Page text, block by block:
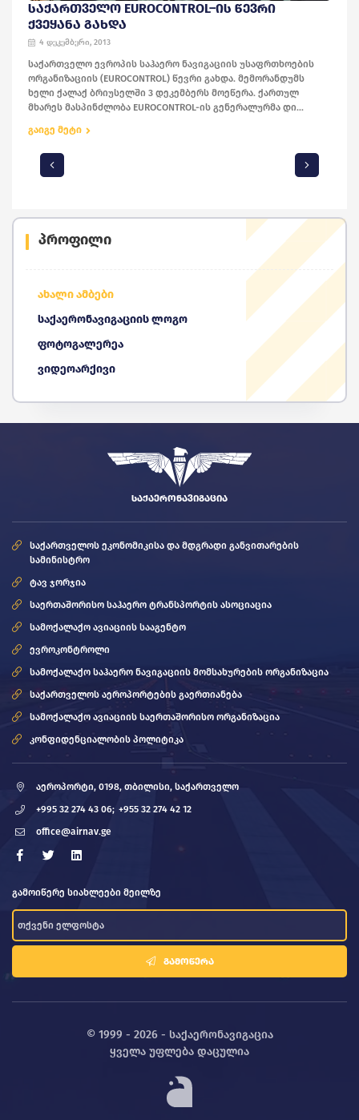
პროფილი
ახალი ამბები
საქაერონავიგაციის ლოგო
ფოტოგალერეა
ვიდეოარქივი
ᲡᲐᲥᲐᲠᲗᲕᲔᲚᲝ EUROCONTROL–ᲘᲡ ᲬᲔᲕᲠᲘ
ᲥᲕᲔᲧᲐᲜᲐ ᲒᲐᲮᲓᲐ
4 დეკემბერი, 2013
საქართველო ევროპის საჰაერო ნავიგაციის უსაფრთხოების
ორგანიზაციის (EUROCONTROL) წევრი გახდა. მემორანდუმს
ხელი ქალაქ ბრიუსელში 3 დეკემბერს მოეწერა. ქართულ
მხარეს მასპინძლობა EUROCONTROL-ის გენერალურმა დი...
გაიგე მეტი
ᲡᲐᲥᲐᲔᲠᲝᲜᲐᲕᲘᲒᲐᲪᲘᲐ
საქართველოს ეკონომიკისა და მდგრადი განვითარების
სამინისტრო
ტავ ჯორჯია
საერთაშორისო საჰაერო ტრანსპორტის ასოციაცია
სამოქალაქო ავიაციის სააგენტო
ევროკონტროლი
სამოქალაქო საჰაერო ნავიგაციის მომსახურების ორგანიზაცია
საქართველოს აეროპორტების გაერთიანება
სამოქალაქო ავიაციის საერთაშორისო ორგანიზაცია
კონფიდენციალობის პოლიტიკა
აეროპორტი, 0198, თბილისი, საქართველო
+995 32 274 43 06; +955 32 274 42 12
office@airnav.ge
გამოიწერე სიახლეები მეილზე
ᲒᲐᲛᲝᲬᲔᲠᲐ
© 1999 - 2026 - საქაერონავიგაცია
ყველა უფლება დაცულია